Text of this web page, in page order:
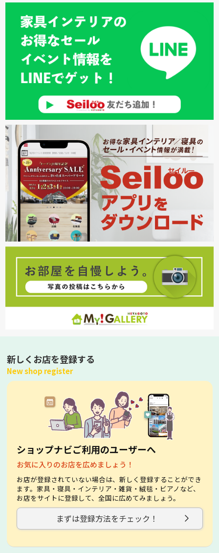
新しくお店を登録する
New shop register
ショップナビご利用のユーザーへ
お気に入りのお店を広めましょう！
お店が登録されていない場合は、新しく登録することができ
ます。家具・寝具・インテリア・雑貨・絨毯・ビアノなど、
お店をサイトに登録して、全国に広めてみましょう。
まずは登録方法をチェック！